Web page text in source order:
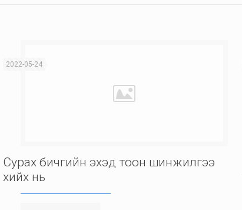
2022-05-24
Сурах бичгийн эхэд тоон шинжилгээ
хийх нь